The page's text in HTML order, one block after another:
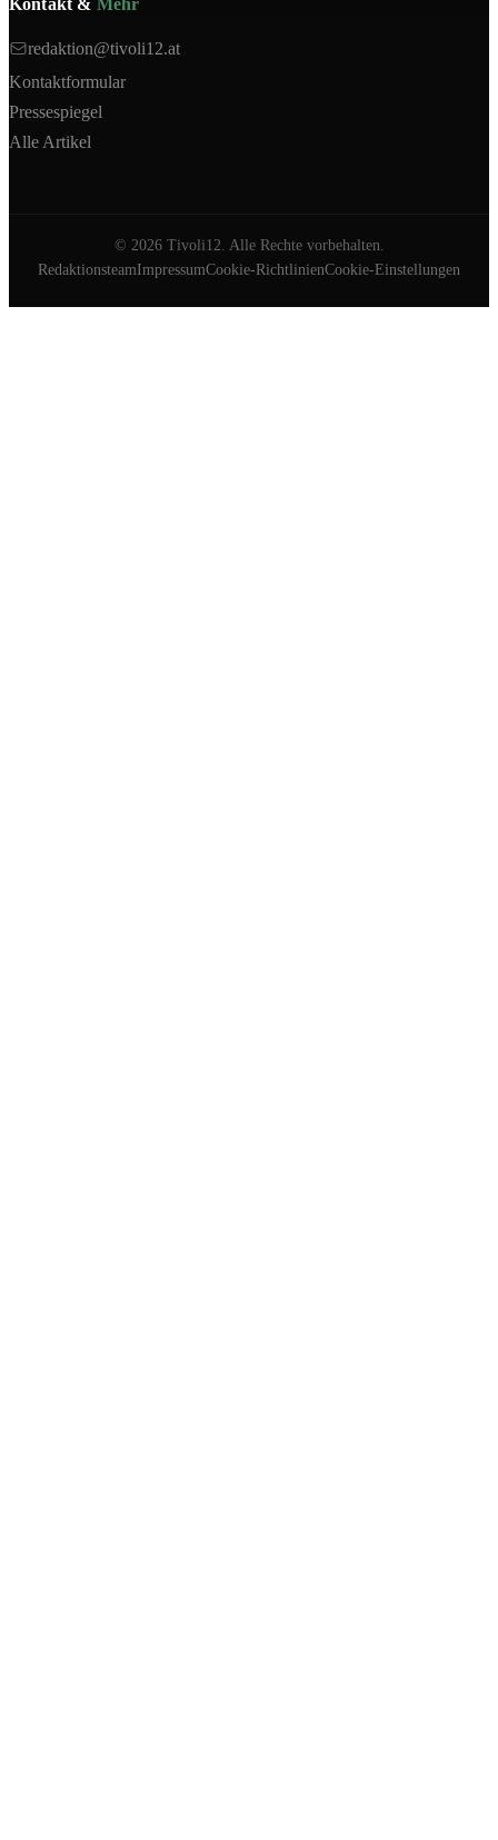
redaktion@tivoli12.at
Kontaktformular
Pressespiegel
Alle Artikel
© 2026Tivoli12. Alle Rechte vorbehalten.
RedaktionsteamImpressumCookie-RichtlinienCookie-Einstellungen